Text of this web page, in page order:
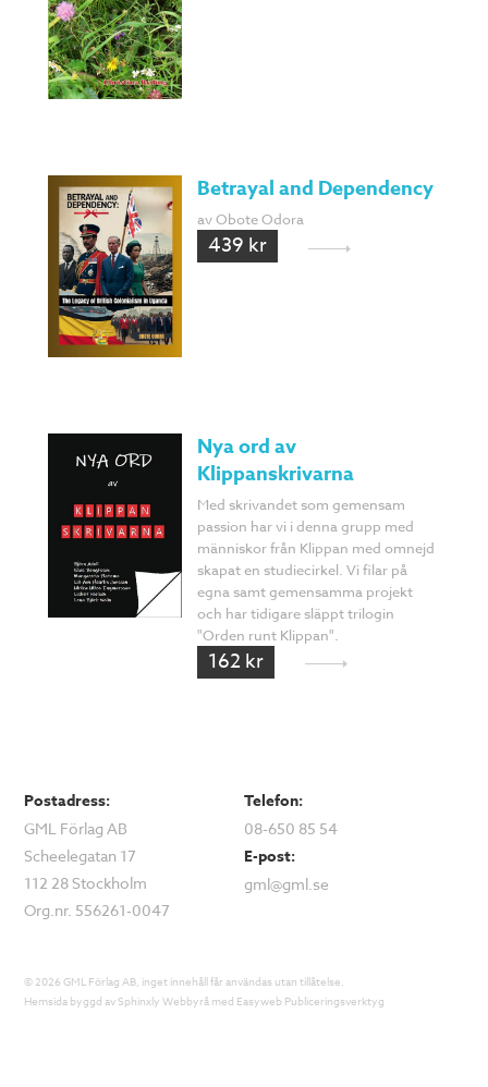
Betrayal and Dependency
av Obote Odora
439 kr
Nya ord av
Klippanskrivarna
Med skrivandet som gemensam
passion har vi i denna grupp med
människor från Klippan med omnejd
skapat en studiecirkel. Vi filar på
egna samt gemensamma projekt
och har tidigare släppt trilogin
"Orden runt Klippan".
162 kr
Postadress:
GML Förlag AB
Scheelegatan 17
112 28 Stockholm
Org.nr. 556261-0047
Telefon:
08-650 85 54
E-post:
gml@gml.se
© 2026 GML Förlag AB, inget innehåll får användas utan tillåtelse.
Hemsida byggd av Sphinxly Webbyrå med Easyweb Publiceringsverktyg